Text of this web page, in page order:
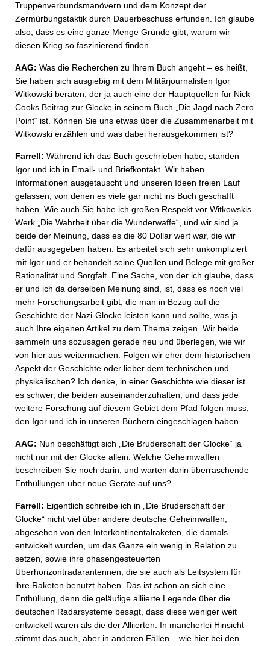
Truppenverbundsmanövern und dem Konzept der
Zermürbungstaktik durch Dauerbeschuss erfunden. Ich glaube
also, dass es eine ganze Menge Gründe gibt, warum wir
diesen Krieg so faszinierend finden.
AAG: Was die Recherchen zu Ihrem Buch angeht – es heißt,
Sie haben sich ausgiebig mit dem Militärjournalisten Igor
Witkowski beraten, der ja auch eine der Hauptquellen für Nick
Cooks Beitrag zur Glocke in seinem Buch „Die Jagd nach Zero
Point“ ist. Können Sie uns etwas über die Zusammenarbeit mit
Witkowski erzählen und was dabei herausgekommen ist?
Farrell: Während ich das Buch geschrieben habe, standen
Igor und ich in Email- und Briefkontakt. Wir haben
Informationen ausgetauscht und unseren Ideen freien Lauf
gelassen, von denen es viele gar nicht ins Buch geschafft
haben. Wie auch Sie habe ich großen Respekt vor Witkowskis
Werk „Die Wahrheit über die Wunderwaffe“, und wir sind ja
beide der Meinung, dass es die 80 Dollar wert war, die wir
dafür ausgegeben haben. Es arbeitet sich sehr unkompliziert
mit Igor und er behandelt seine Quellen und Belege mit großer
Rationalität und Sorgfalt. Eine Sache, von der ich glaube, dass
er und ich da derselben Meinung sind, ist, dass es noch viel
mehr Forschungsarbeit gibt, die man in Bezug auf die
Geschichte der Nazi-Glocke leisten kann und sollte, was ja
auch Ihre eigenen Artikel zu dem Thema zeigen. Wir beide
sammeln uns sozusagen gerade neu und überlegen, wie wir
von hier aus weitermachen: Folgen wir eher dem historischen
Aspekt der Geschichte oder lieber dem technischen und
physikalischen? Ich denke, in einer Geschichte wie dieser ist
es schwer, die beiden auseinanderzuhalten, und dass jede
weitere Forschung auf diesem Gebiet dem Pfad folgen muss,
den Igor und ich in unseren Büchern eingeschlagen haben.
AAG: Nun beschäftigt sich „Die Bruderschaft der Glocke“ ja
nicht nur mit der Glocke allein. Welche Geheimwaffen
beschreiben Sie noch darin, und warten darin überraschende
Enthüllungen über neue Geräte auf uns?
Farrell: Eigentlich schreibe ich in „Die Bruderschaft der
Glocke“ nicht viel über andere deutsche Geheimwaffen,
abgesehen von den Interkontinentalraketen, die damals
entwickelt wurden, um das Ganze ein wenig in Relation zu
setzen, sowie ihre phasengesteuerten
Überhorizontradarantennen, die sie auch als Leitsystem für
ihre Raketen benutzt haben. Das ist schon an sich eine
Enthüllung, denn die geläufige alliierte Legende über die
deutschen Radarsysteme besagt, dass diese weniger weit
entwickelt waren als die der Alliierten. In mancherlei Hinsicht
stimmt das auch, aber in anderen Fällen – wie hier bei den